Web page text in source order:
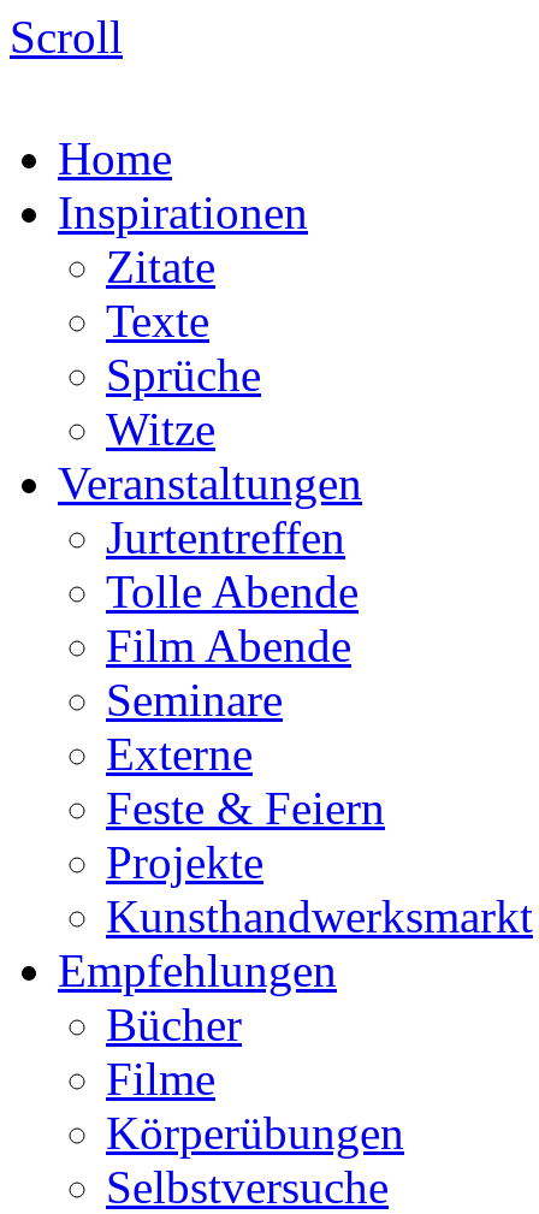
Scroll
Home
Inspirationen
Zitate
Texte
Sprüche
Witze
Veranstaltungen
Jurtentreffen
Tolle Abende
Film Abende
Seminare
Externe
Feste & Feiern
Projekte
Kunsthandwerksmarkt
Empfehlungen
Bücher
Filme
Körperübungen
Selbstversuche